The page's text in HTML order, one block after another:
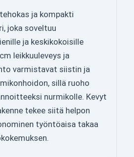
ja kompakti
joka soveltuu
ja keskikokoisille
leikkuuleveys ja
varmistavat siistin ja
sillä ruoho
nurmikolle. Kevyt
tekee siitä helpon
työntöaisa takaa